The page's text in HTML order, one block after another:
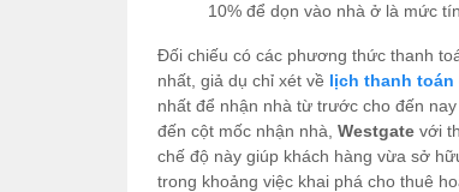
10% để dọn vào nhà ở là mức
Đối chiếu có các phương thức thanh
nhất, giả dụ chỉ xét về lịch thanh toán
nhất để nhận nhà từ trước cho đến
đến cột mốc nhận nhà, Westgate với
chế độ này giúp khách hàng vừa sở
trong khoảng việc khai phá cho thuê